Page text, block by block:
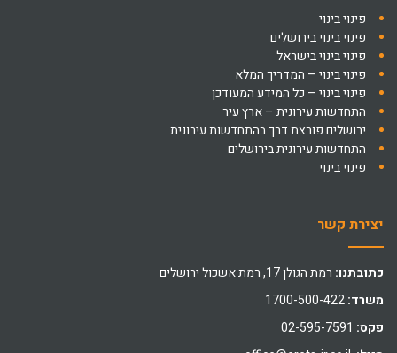
פינוי בינוי
פינוי בינוי בירושלים
פינוי בינוי בישראל
פינוי בינוי – המדריך המלא
פינוי בינוי – כל המידע המעודכן
התחדשות עירונית – ארץ עיר
ירושלים פורצת דרך בהתחדשות עירונית
התחדשות עירונית בירושלים
פינוי בינוי
יצירת קשר
כתובתנו: רמת הגולן 17, רמת אשכול ירושלים
משרד:
פקס: